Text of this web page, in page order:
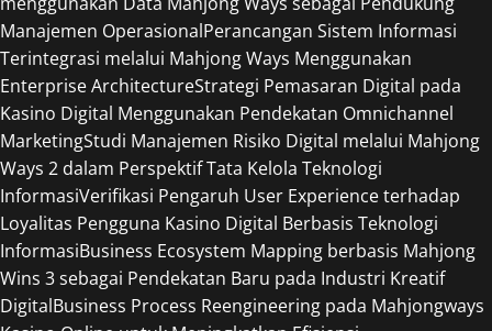
Manajemen OperasionalPerancangan Sistem Informasi
Terintegrasi melalui Mahjong Ways Menggunakan
Enterprise ArchitectureStrategi Pemasaran Digital pada
Kasino Digital Menggunakan Pendekatan Omnichannel
MarketingStudi Manajemen Risiko Digital melalui Mahjong
Ways 2 dalam Perspektif Tata Kelola Teknologi
InformasiVerifikasi Pengaruh User Experience terhadap
Loyalitas Pengguna Kasino Digital Berbasis Teknologi
InformasiBusiness Ecosystem Mapping berbasis Mahjong
Wins 3 sebagai Pendekatan Baru pada Industri Kreatif
DigitalBusiness Process Reengineering pada Mahjongways